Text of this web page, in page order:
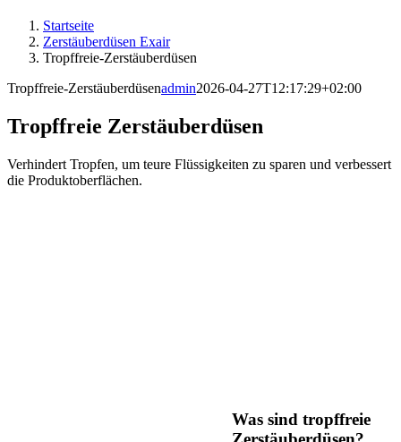
Startseite
Zerstäuberdüsen Exair
Tropffreie-Zerstäuberdüsen
Tropffreie-Zerstäuberdüsenadmin2026-04-27T12:17:29+02:00
Tropffreie Zerstäuberdüsen
Verhindert Tropfen, um teure Flüssigkeiten zu sparen und verbessert
die Produktoberflächen.
Was sind tropffreie